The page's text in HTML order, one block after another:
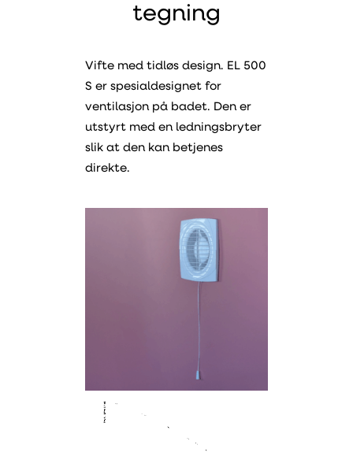
tegning
Vifte med tidløs design. EL 500
S er spesialdesignet for
ventilasjon på badet. Den er
utstyrt med en ledningsbryter
slik at den kan betjenes
direkte.